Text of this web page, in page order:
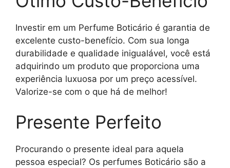
Investir em um Perfume Boticário é garantia de
excelente custo-benefício. Com sua longa
durabilidade e qualidade inigualável, você está
adquirindo um produto que proporciona uma
experiência luxuosa por um preço acessível.
Valorize-se com o que há de melhor!
Presente Perfeito
Procurando o presente ideal para aquela
pessoa especial? Os perfumes Boticário são a